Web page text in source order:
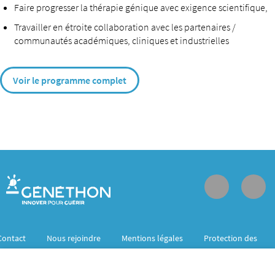
Faire progresser la thérapie génique avec exigence scientifique,
Travailler en étroite collaboration avec les partenaires /
communautés académiques, cliniques et industrielles
Voir le programme complet
Nous rejoindre Mentions légales
Protection des